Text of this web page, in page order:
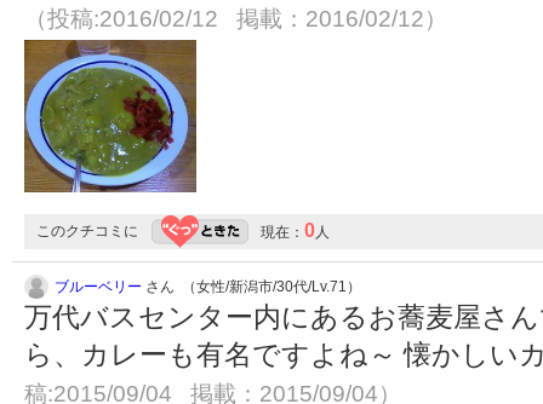
（投稿:2016/02/12 掲載：2016/02/12）
このクチコミに 現在： 0 人
ブルーベリー さん （女性/新潟市/30代/Lv.71）
万代バスセンター内にあるお蕎麦屋さ
ら、カレーも有名ですよね～ 懐かしい
稿:2015/09/04 掲載：2015/09/04）